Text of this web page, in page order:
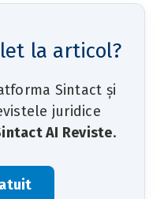
la articol?
Sintact și
juridice
AI Reviste.